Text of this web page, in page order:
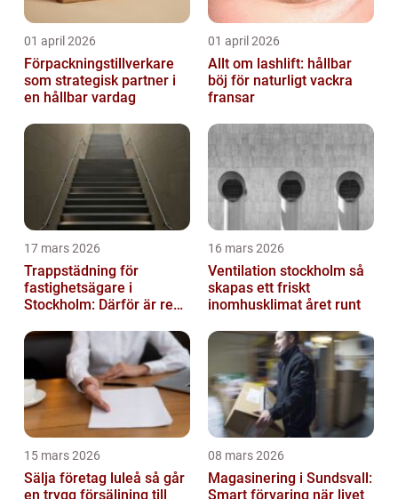
01 april 2026
Förpackningstillverkare
som strategisk partner i
en hållbar vardag
01 april 2026
Allt om lashlift: hållbar
böj för naturligt vackra
fransar
17 mars 2026
Trappstädning för
fastighetsägare i
Stockholm: Därför är rena
investering
16 mars 2026
Ventilation stockholm så
skapas ett friskt
inomhusklimat året runt
15 mars 2026
Sälja företag luleå så går
en trygg försäljning till
08 mars 2026
Magasinering i Sundsvall:
Smart förvaring när livet